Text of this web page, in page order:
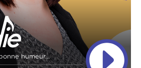
humeur...